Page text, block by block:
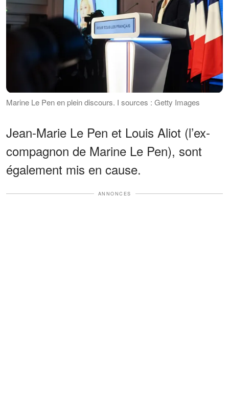
Marine Le Pen en plein discours. І sources : Getty Images
Jean-Marie Le Pen et Louis Aliot (l’ex-
compagnon de Marine Le Pen), sont
également mis en cause.
ANNONCES